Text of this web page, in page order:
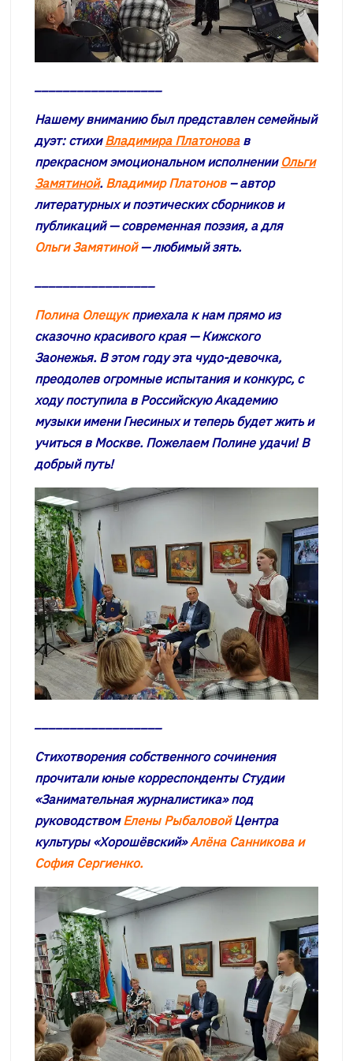
Нашему вниманию был представлен семейный
дуэт: стихиВладимира Платонова в
прекрасном эмоциональном исполнении Ольги
Замятиной. Владимир Платонов– автор
литературных и поэтических сборников и
публикаций — современная поэзия, а для
Ольги Замятиной— любимый зять.
Полина Олещукприехала к нам прямо из
сказочно красивого края — Кижского
Заонежья. В этом году эта чудо-девочка,
преодолев огромные испытания и конкурс, с
ходу поступила в Российскую Академию
музыки имени Гнесиных и теперь будет жить и
учиться в Москве. Пожелаем Полине удачи! В
добрый путь!
Стихотворения собственного сочинения
прочитали юные корреспонденты Студии
«Занимательная журналистика» под
руководствомЕлены РыбаловойЦентра
культуры «Хорошёвский»Алёна Санникова и
София Сергиенко.